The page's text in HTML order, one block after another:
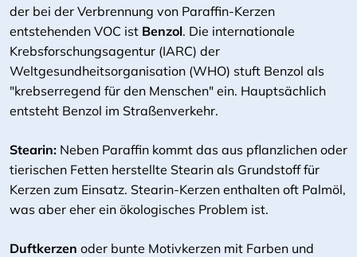
der bei der Verbrennung von Paraffin-Kerzen
entstehenden VOC ist Benzol. Die internationale
Krebsforschungsagentur (IARC) der
Weltgesundheitsorganisation (WHO) stuft Benzol als
"krebserregend für den Menschen" ein. Hauptsächlich
entsteht Benzol im Straßenverkehr.
Stearin: Neben Paraffin kommt das aus pflanzlichen oder
tierischen Fetten herstellte Stearin als Grundstoff für
Kerzen zum Einsatz. Stearin-Kerzen enthalten oft Palmöl,
was aber eher ein ökologisches Problem ist.
Duftkerzen oder bunte Motivkerzen mit Farben und